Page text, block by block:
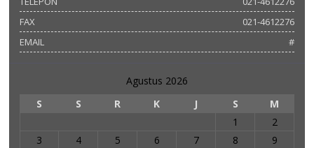
FAX
021-4612276
EMAIL
#
Agustus 2026
S
S R K J S
M
1
2
3
4 5 6 7 8
9